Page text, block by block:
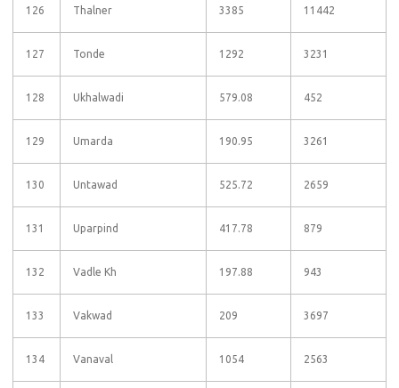
126 Thalner 3385 11442
127 Tonde 1292 3231
128 Ukhalwadi 579.08 452
129 Umarda 190.95 3261
130 Untawad 525.72 2659
131 Uparpind 417.78 879
132 Vadle Kh 197.88 943
133 Vakwad 209 3697
134 Vanaval 1054 2563